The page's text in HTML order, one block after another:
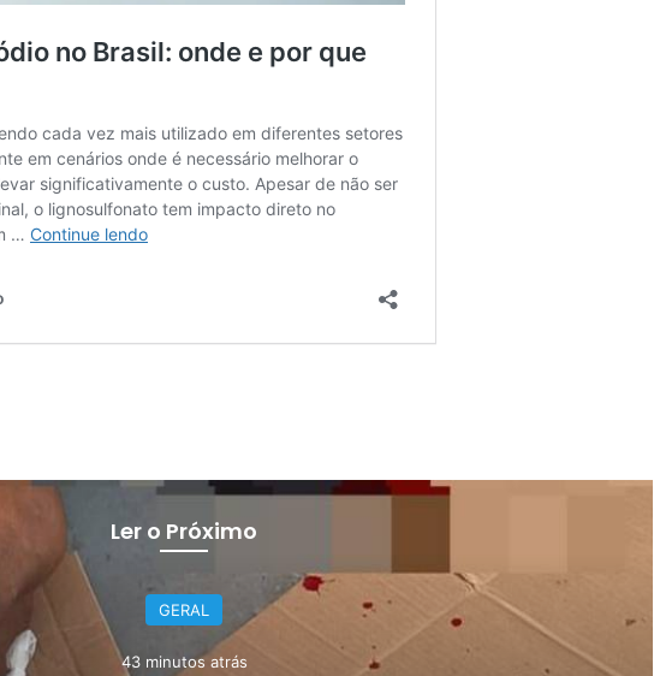
Ler o Próximo
GERAL
43 minutos atrás